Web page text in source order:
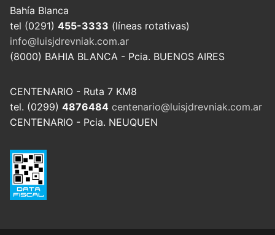
Bahía Blanca
tel (0291) 455-3333 (líneas rotativas)
info@luisjdrevniak.com.ar
(8000) BAHIA BLANCA - Pcia. BUENOS AIRES
CENTENARIO - Ruta 7 KM8
tel. (0299) 4876484 centenario@luisjdrevniak.com.ar
CENTENARIO - Pcia. NEUQUEN